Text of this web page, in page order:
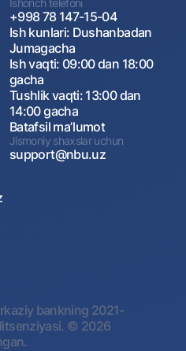
Ishonch telefoni
+998 78 147-15-04
Ish kunlari: Dushanbadan
Jumagacha
Ish vaqti: 09:00 dan 18:00
gacha
Tushlik vaqti: 13:00 dan
14:00 gacha
Batafsil maʼlumot
Jismoniy shaxslar uchun
support@nbu.uz
bankning 2021-
© 2026